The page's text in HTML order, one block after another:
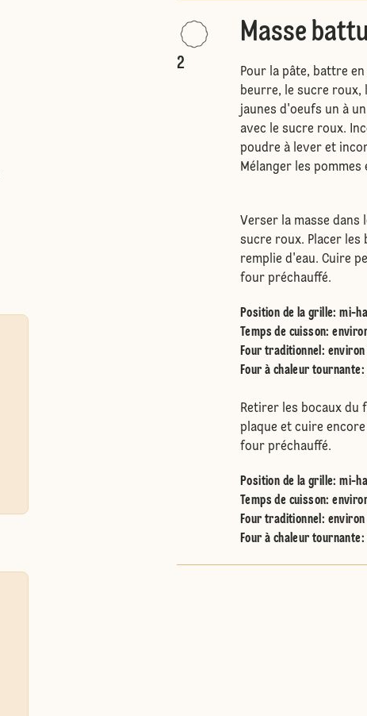
2
Masse
Pour la pâte, battre
beurre, le sucre roux,
jaunes d'oeufs un à
avec le sucre roux.
poudre à lever et
Mélanger les
Verser la masse dans
sucre roux. Placer les
remplie d'eau. Cuire
four préchauffé.
Position de la grille:mi-
Temps de cuisson:
Four traditionnel : environ
Four à chaleur tournante:
Retirer les bocaux du
plaque et cuire
four préchauffé.
Position de la grille:mi-
Temps de cuisson:
Four traditionnel : environ
Four à chaleur tournante: